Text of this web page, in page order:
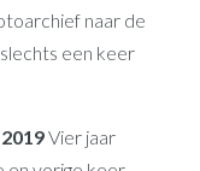
naar de
een keer
Vier jaar